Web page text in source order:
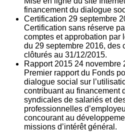
financement du dialogue
Certification 29 septembre
Certification sans réserve
comptes et approbation par
du 29 septembre 2016, des
clôturés au 31/12/2015.
Rapport 2015 24 novembre
Premier rapport du Fonds
dialogue social sur
contribuant au financement
syndicales de salariés et
professionnelles
concourant au
missions d’intérêt général.